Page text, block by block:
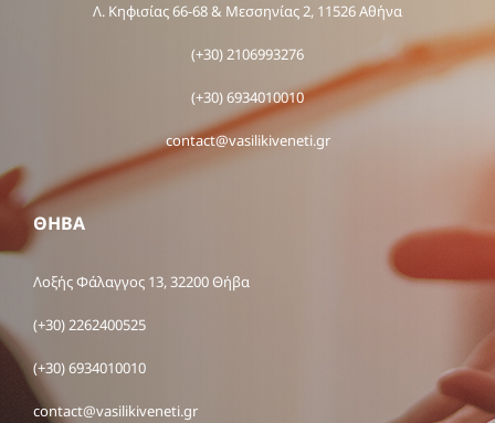
Λ. Κηφισίας 66-68 & Μεσσηνίας 2, 11526 Αθήνα
(+30) 2106993276
(+30) 6934010010
contact@vasilikiveneti.gr
ΘΗΒΑ
Λοξής Φάλαγγος 13, 32200 Θήβα
(+30) 2262400525
(+30) 6934010010
contact@vasilikiveneti.gr